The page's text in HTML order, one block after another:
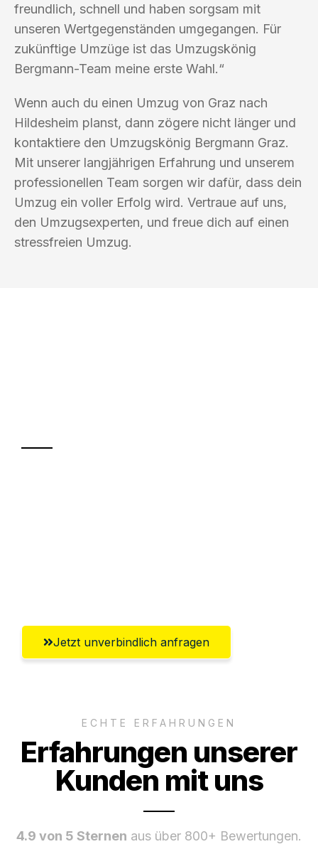
freundlich, schnell und haben sorgsam mit
unseren Wertgegenständen umgegangen. Für
zukünftige Umzüge ist das Umzugskönig
Bergmann-Team meine erste Wahl.“
Wenn auch du einen Umzug von Graz nach
Hildesheim planst, dann zögere nicht länger und
kontaktiere den Umzugskönig Bergmann Graz.
Mit unserer langjährigen Erfahrung und unserem
professionellen Team sorgen wir dafür, dass dein
Umzug ein voller Erfolg wird. Vertraue auf uns,
den Umzugsexperten, und freue dich auf einen
stressfreien Umzug.
Jetzt unverbindlich anfragen
ECHTE ERFAHRUNGEN
Erfahrungen unserer
Kunden mit uns
4.9 von 5 Sternen aus über 800+ Bewertungen.